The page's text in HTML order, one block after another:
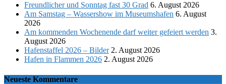
Freundlicher und Sonntag fast 30 Grad 6. August 2026
Am Samstag – Wassershow im Museumshafen 6. August
2026
Am kommenden Wochenende darf weiter gefeiert werden 3.
August 2026
Hafenstaffel 2026 – Bilder 2. August 2026
Hafen in Flammen 2026 2. August 2026
Neueste Kommentare